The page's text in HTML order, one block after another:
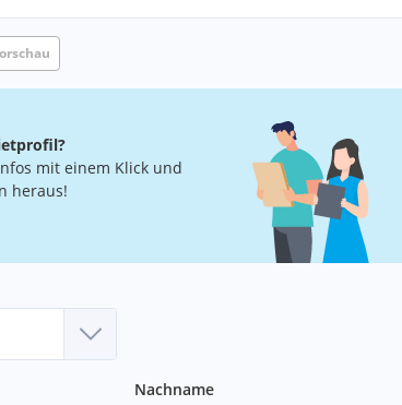
mit einem Klick und
heraus!
Nachname